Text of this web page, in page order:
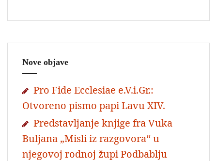
Nove objave
Pro Fide Ecclesiae e.V.i.Gr.:
Otvoreno pismo papi Lavu XIV.
Predstavljanje knjige fra Vuka
Buljana „Misli iz razgovora“ u
njegovoj rodnoj župi Podbablju